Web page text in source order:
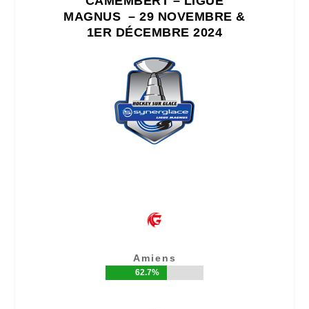
MAGNUS – 29 NOVEMBRE &
1ER DÉCEMBRE 2024
Amiens
62.7%
62.7%